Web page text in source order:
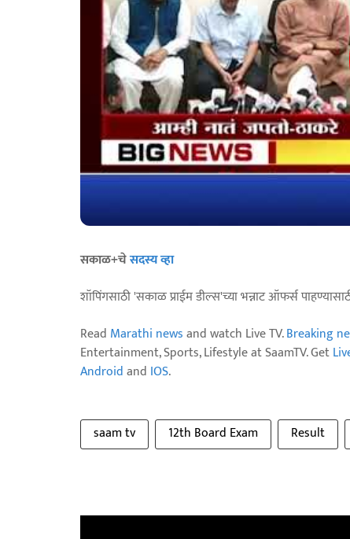
सकाळ+चेसदस्य व्हा
शॉपिंगसाठी 'सकाळ प्राईम डील्स'च्या भन्नाट ऑफर्स
Read Marathi newsand watch Live TV.Breaking
Entertainment, Sports, Lifestyle at SaamTV. Get
Androidand IOS.
saam tv 12th Board Exam Result